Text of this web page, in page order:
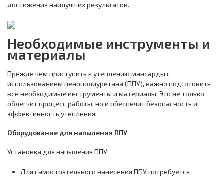
достижения наилучших результатов.
Необходимые инструменты и
материалы
Прежде чем приступить к утеплению мансарды с
использованием пенополиуретана (ППУ), важно подготовить
все необходимые инструменты и материалы. Это не только
облегчит процесс работы, но и обеспечит безопасность и
эффективность утепления.
Оборудование для напыления ППУ
Установка для напыления ППУ:
Для самостоятельного нанесения ППУ потребуется